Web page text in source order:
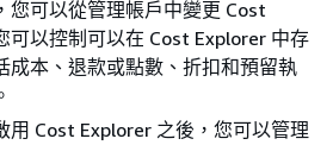
您可以從管理帳戶中變更 Cost
可以控制可以在 Cost Explorer 中存
成本、退款或點數、折扣和預留執
用 Cost Explorer 之後，您可以管理